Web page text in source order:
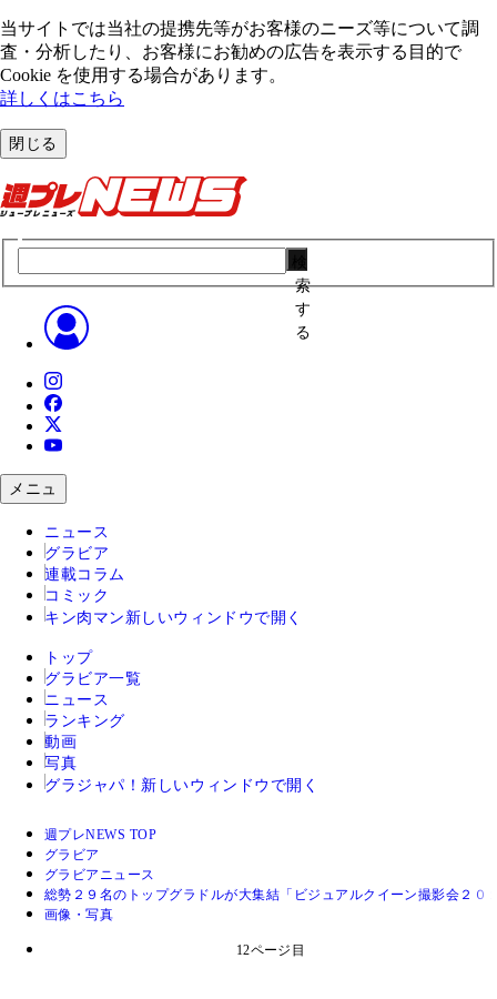
当サイトでは当社の提携先等がお客様のニーズ等について調
査・分析したり、お客様にお勧めの広告を表⽰する⽬的で
Cookie を使⽤する場合があります。
詳しくはこちら
閉じる
索
す
る
メニュ
ニュース
グラビア
連載コラム
コミック
キン肉マン 新しいウィンドウで開く
トップ
グラビア一覧
ニュース
ランキング
動画
写真
グラジャパ！ 新しいウィンドウで開く
週プレNEWS TOP
グラビア
グラビアニュース
総勢２９名のトップグラドルが大集結「ビジュアルクイーン撮影会
画像・写真
12ページ目